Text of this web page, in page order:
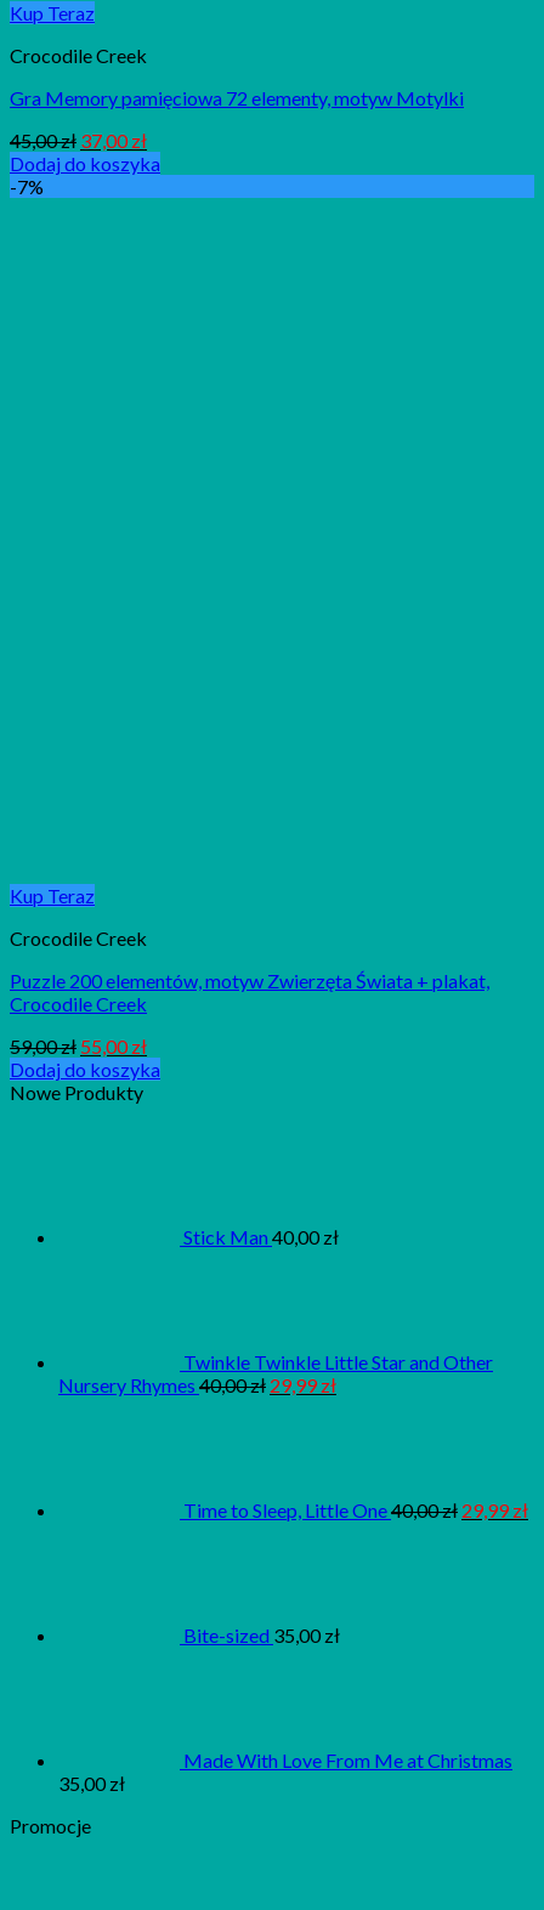
Kup Teraz
Crocodile Creek
Gra Memory pamięciowa 72 elementy, motyw Motylki
45,00zł 37,00zł
Dodaj do koszyka
-7%
Kup Teraz
Crocodile Creek
Puzzle 200 elementów, motyw Zwierzęta Świata + plakat,
Crocodile Creek
59,00zł 55,00zł
Dodaj do koszyka
Nowe Produkty
Stick Man40,00 zł
Twinkle Twinkle Little Star and Other
Nursery Rhymes 40,00zł 29,99zł
Time to Sleep, Little One40,00zł 29,99zł
Bite-sized 35,00 zł
Made With Love From Me at Christmas
35,00 zł
Promocje